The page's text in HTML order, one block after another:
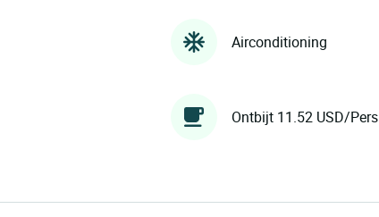
Airconditioning
Ontbijt 11.52 USD/Pers